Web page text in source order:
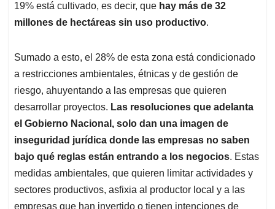
19% está cultivado, es decir, que hay más de 32
millones de hectáreas sin uso productivo.
Sumado a esto, el 28% de esta zona está condicionado
a restricciones ambientales, étnicas y de gestión de
riesgo, ahuyentando a las empresas que quieren
desarrollar proyectos. Las resoluciones que adelanta
el Gobierno Nacional, solo dan una imagen de
inseguridad jurídica donde las empresas no saben
bajo qué reglas están entrando a los negocios. Estas
medidas ambientales, que quieren limitar actividades y
sectores productivos, asfixia al productor local y a las
empresas que han invertido o tienen intenciones de